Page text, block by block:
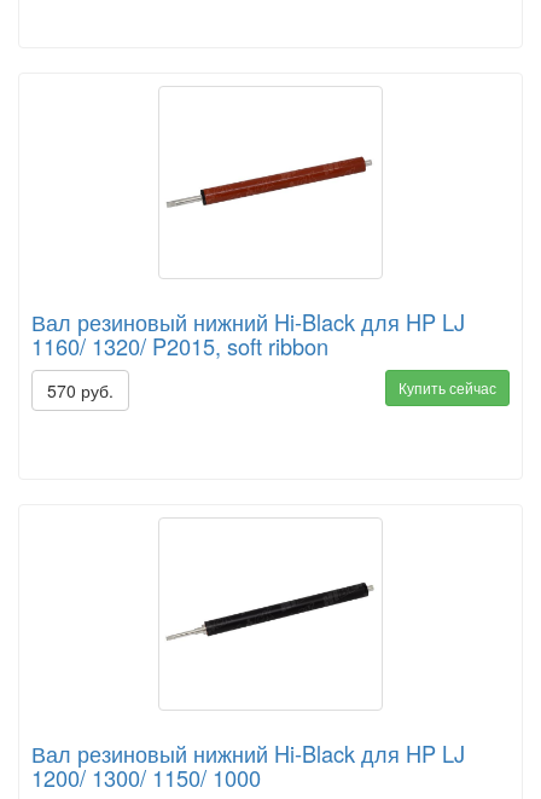
Вал резиновый нижний Hi-Black для HP LJ
1160/ 1320/ P2015, soft ribbon
570 руб. Купить сейчас
Вал резиновый нижний Hi-Black для HP LJ
1200/ 1300/ 1150/ 1000